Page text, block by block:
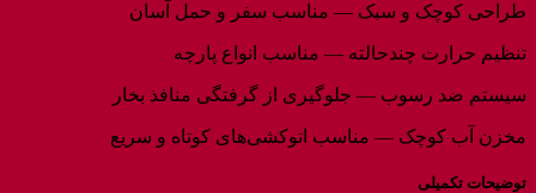
طراحی کوچک و سبک — مناسب سفر و حمل آسان
تنظیم حرارت چندحالته — مناسب انواع پارچه
سیستم ضد رسوب — جلوگیری از گرفتگی منافذ بخار
مخزن آب کوچک — مناسب اتوکشی‌های کوتاه و سریع
توضیحات تکمیلی